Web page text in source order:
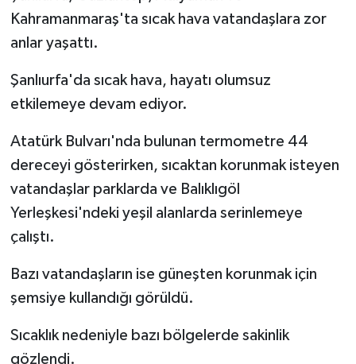
Kahramanmaraş'ta sıcak hava vatandaşlara zor
anlar yaşattı.
Şanlıurfa'da sıcak hava, hayatı olumsuz
etkilemeye devam ediyor.
Atatürk Bulvarı'nda bulunan termometre 44
dereceyi gösterirken, sıcaktan korunmak isteyen
vatandaşlar parklarda ve Balıklıgöl
Yerleşkesi'ndeki yeşil alanlarda serinlemeye
çalıştı.
Bazı vatandaşların ise güneşten korunmak için
şemsiye kullandığı görüldü.
Sıcaklık nedeniyle bazı bölgelerde sakinlik
gözlendi.